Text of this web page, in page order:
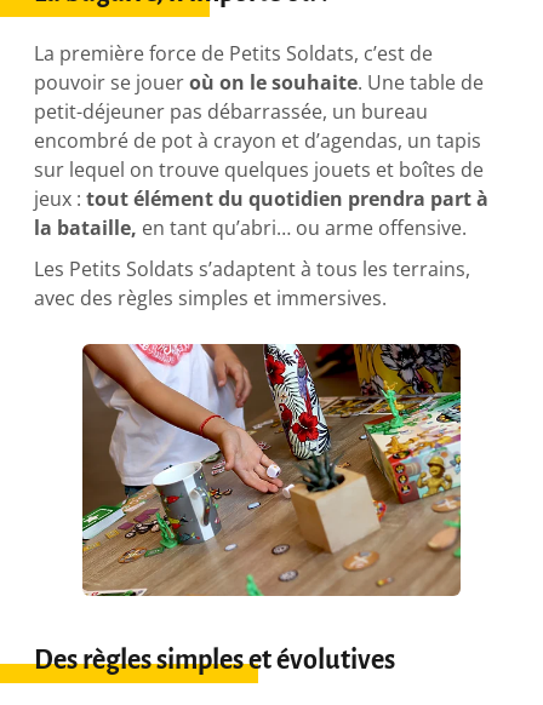
La première force de Petits Soldats, c’est de
pouvoir se joueroù on le souhaite. Une table de
petit-déjeuner pas débarrassée, un bureau
encombré de pot à crayon et d’agendas, un tapis
sur lequel on trouve quelques jouets et boîtes de
jeux :tout élément du quotidien prendra part à
la bataille, en tant qu’abri… ou arme offensive.
Les Petits Soldats s’adaptent à tous les terrains,
avec des règles simples et immersives.
Des règles simples et évolutives